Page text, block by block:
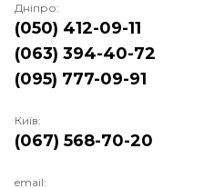
Дніпро:
(050) 412-09-11
(063) 394-40-72
(095) 777-09-91
Київ:
(067) 568-70-20
email: